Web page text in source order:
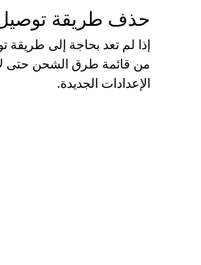
حذف طريقة
إذا لم تعد بحاجة إلى طريقة
من قائمة طرق الشحن حتى
الإعدادات الجديدة.